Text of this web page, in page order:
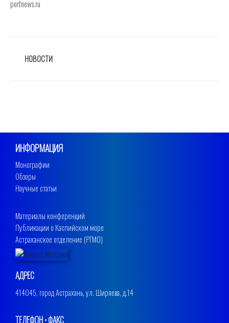
portnews.ru
РУБРИКИ
НОВОСТИ
ИНФОРМАЦИЯ
Монографии
Обзоры
Научные статьи
Материалы конференций
Публикации о Каспийском море
Астраханское отделение (РГМО)
АДРЕС
414045, город Астрахань, ул. Ширяева, д.14
ТЕЛЕФОН • ФАКС